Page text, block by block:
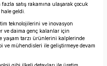
satış rakamına ulaşarak çocuk
geldi.
teknolojilerini ve inovasyon
ve daima genç kalanlar için
yaşam tarzı ürünlerini kalplerinde
mühendisleri ile geliştirmeye devam